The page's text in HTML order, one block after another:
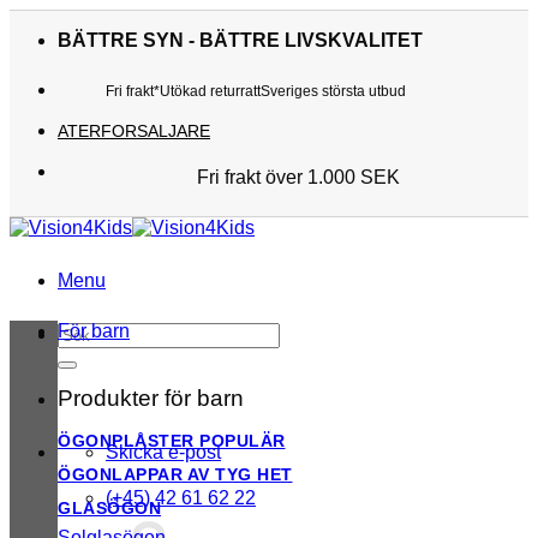
BÄTTRE SYN - BÄTTRE LIVSKVALITET
Fri frakt*Utökad returrattSveriges största utbud
ATERFORSALJARE
Fri frakt över 1.000 SEK
Kunderna älskar oss
Utökad returratt
Sveriges största utbud
Menu
Sök
efter:
Skicka e-post
(+45) 42 61 62 22
För barn
Produkter för barn
ÖGONPLÅSTER
ÖGONLAPPAR AV TYG
GLASÖGON